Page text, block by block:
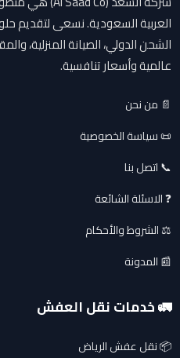
العربية السعودية. نسعى لتقديم
الشحن الدولي، الصيانة المنزلية،
عالمية وأسعار تنافسية.
📄 من نحن
📜 سياسة الخصوصية
📞 اتصل بنا
❓ الاسئلة الشائعة
⚖️ الشروط والأحكام
📰 المدونة
🚛 خدمات نقل العفش
📦 نقل عفش الرياض